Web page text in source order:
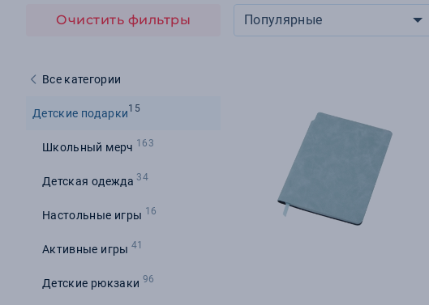
Очистить фильтры
Все категории
Детские подарки15
Школьный мерч 163
Детская одежда 34
Настольные игры 16
Активные игры 41
Детские рюкзаки 96
Популярные